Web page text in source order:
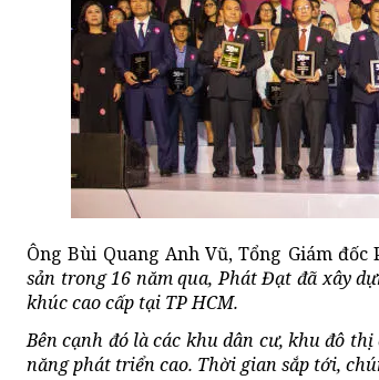
Ông Bùi Quang Anh Vũ, Tổng Giám đốc
sản trong 16 năm qua, Phát Đạt đã xây
khúc cao cấp tại TP HCM.
Bên cạnh đó là các khu dân cư, khu đô
năng phát triển cao. Thời gian sắp tới,